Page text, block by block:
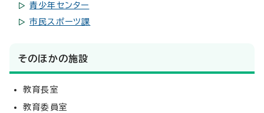
青少年センター
市民スポーツ課
そのほかの施設
教育長室
教育委員室